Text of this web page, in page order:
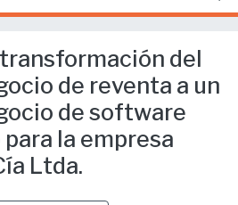
Propuesta de transformación del modelo de negocio de reventa a un modelo de negocio de software como servicio para la empresa BizAnalytics Cía Ltda.
del
de reventa a un
de software
la empresa
Ltda.